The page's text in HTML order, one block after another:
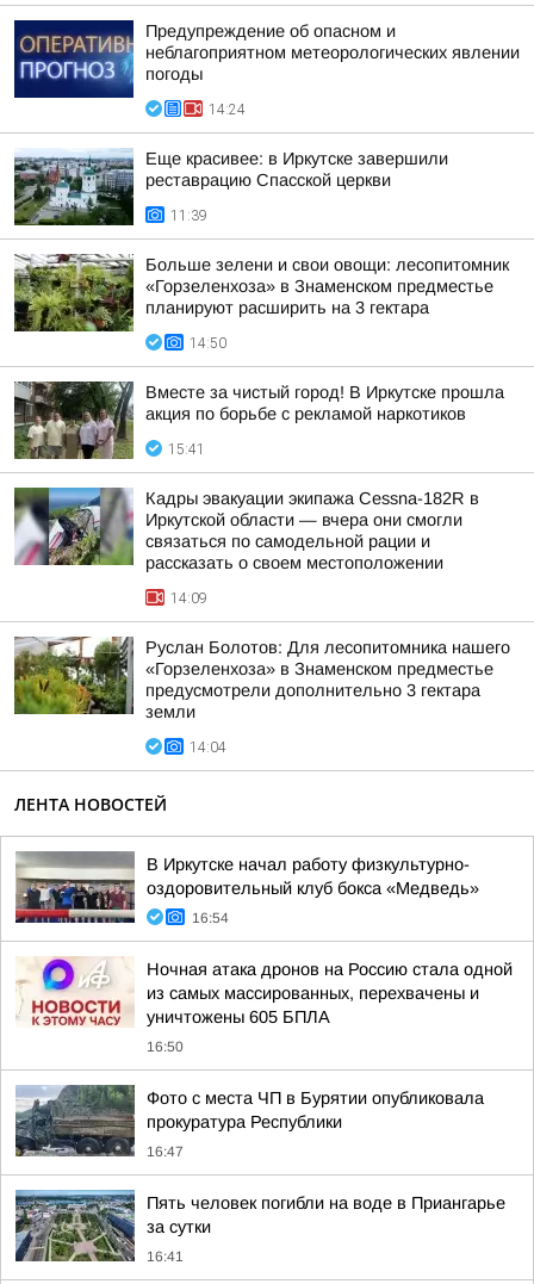
Предупреждение об опасном и
неблагоприятном метеорологических явлении
погоды
14:24
Еще красивее: в Иркутске завершили
реставрацию Спасской церкви
11:39
Больше зелени и свои овощи: лесопитомник
«Горзеленхоза» в Знаменском предместье
планируют расширить на 3 гектара
14:50
Вместе за чистый город! В Иркутске прошла
акция по борьбе с рекламой наркотиков
15:41
Кадры эвакуации экипажа Cessna-182R в
Иркутской области — вчера они смогли
связаться по самодельной рации и
рассказать о своем местоположении
14:09
Руслан Болотов: Для лесопитомника нашего
«Горзеленхоза» в Знаменском предместье
предусмотрели дополнительно 3 гектара
земли
14:04
ЛЕНТА НОВОСТЕЙ
В Иркутске начал работу физкультурно-
оздоровительный клуб бокса «Медведь»
16:54
Ночная атака дронов на Россию стала одной
из самых массированных, перехвачены и
уничтожены 605 БПЛА
16:50
Фото с места ЧП в Бурятии опубликовала
прокуратура Республики
16:47
Пять человек погибли на воде в Приангарье
за сутки
16:41